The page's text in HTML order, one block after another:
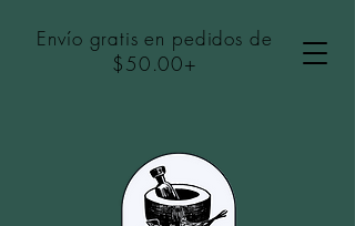
Envío gratis en pedidos de
$50.00+